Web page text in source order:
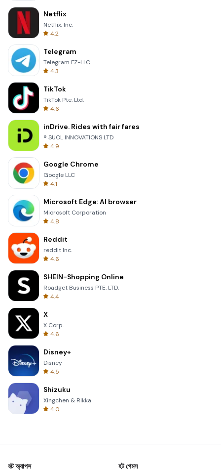
Netflix
Netflix, Inc.
4.2
Telegram
Telegram FZ-LLC
4.3
TikTok
TikTok Pte. Ltd.
4.6
inDrive. Rides with fair fares
® SUOL INNOVATIONS LTD
4.9
Google Chrome
Google LLC
4.1
Microsoft Edge: AI browser
Microsoft Corporation
4.8
Reddit
reddit Inc.
4.6
SHEIN-Shopping Online
Roadget Business PTE. LTD.
4.4
X
X Corp.
4.6
Disney+
Disney
4.5
Shizuku
Xingchen & Rikka
4.0
হট অ্যাপস হট গেমস